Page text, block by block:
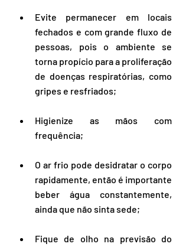
Evite permanecer em locais
fechados e com grande fluxo de
pessoas, pois o ambiente se
torna propício para a proliferação
de doenças respiratórias, como
gripes e resfriados;
Higienize as mãos com
frequência;
O ar frio pode desidratar o corpo
rapidamente, então é importante
beber água constantemente,
ainda que não sinta sede;
Fique de olho na previsão do